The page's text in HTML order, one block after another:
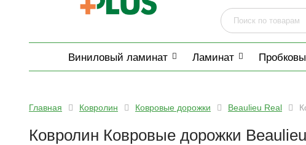
Виниловый ламинат Ламинат
Главная Ковролин Ковровые дорожки Beaulieu Real
Ковролин Ковровые дорожки